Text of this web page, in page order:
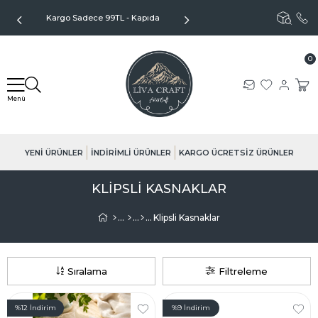
Kargo Sadece 99TL - Kapıda Aynı Gün Kargo - Özenli
0
YENİ ÜRÜNLER İNDİRİMLİ ÜRÜNLER KARGO ÜCRETSİZ ÜRÜNLER
KLIPSLI KASNAKLAR
Klipsli Kasnaklar
Filtreleme
Sıralama
%12 İndirim %9 İndirim